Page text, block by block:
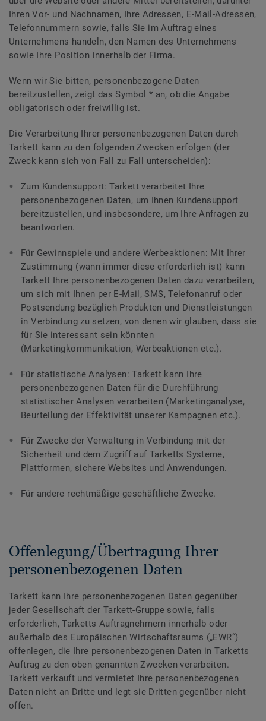
Ihren Vor- und Nachnamen, Ihre Adressen, E-Mail-Adressen,
Telefonnummern sowie, falls Sie im Auftrag eines
Unternehmens handeln, den Namen des Unternehmens
sowie Ihre Position innerhalb der Firma.
Wenn wir Sie bitten, personenbezogene Daten
bereitzustellen, zeigt das Symbol * an, ob die Angabe
obligatorisch oder freiwillig ist.
Die Verarbeitung Ihrer personenbezogenen Daten durch
Tarkett kann zu den folgenden Zwecken erfolgen (der
Zweck kann sich von Fall zu Fall unterscheiden):
Zum Kundensupport: Tarkett verarbeitet Ihre
personenbezogenen Daten, um Ihnen Kundensupport
bereitzustellen, und insbesondere, um Ihre Anfragen zu
beantworten.
Für Gewinnspiele und andere Werbeaktionen: Mit Ihrer
Zustimmung (wann immer diese erforderlich ist) kann
Tarkett Ihre personenbezogenen Daten dazu verarbeiten,
um sich mit Ihnen per E-Mail, SMS, Telefonanruf oder
Postsendung bezüglich Produkten und Dienstleistungen
in Verbindung zu setzen, von denen wir glauben, dass sie
für Sie interessant sein könnten
(Marketingkommunikation, Werbeaktionen etc.).
Für statistische Analysen: Tarkett kann Ihre
personenbezogenen Daten für die Durchführung
statistischer Analysen verarbeiten (Marketinganalyse,
Beurteilung der Effektivität unserer Kampagnen etc.).
Für Zwecke der Verwaltung in Verbindung mit der
Sicherheit und dem Zugriff auf Tarketts Systeme,
Plattformen, sichere Websites und Anwendungen.
Für andere rechtmäßige geschäftliche Zwecke.
Offenlegung/Übertragung Ihrer
personenbezogenen Daten
Tarkett kann Ihre personenbezogenen Daten gegenüber
jeder Gesellschaft der Tarkett-Gruppe sowie, falls
erforderlich, Tarketts Auftragnehmern innerhalb oder
außerhalb des Europäischen Wirtschaftsraums („EWR“)
offenlegen, die Ihre personenbezogenen Daten in Tarketts
Auftrag zu den oben genannten Zwecken verarbeiten.
Tarkett verkauft und vermietet Ihre personenbezogenen
Daten nicht an Dritte und legt sie Dritten gegenüber nicht
offen.